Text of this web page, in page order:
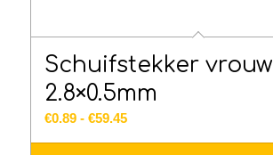
Schuifstekker vrouw
2.8×0.5mm
€0.89 - €59.45Prijsklasse: